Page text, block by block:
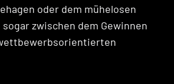
oder dem mühelosen
zwischen dem Gewinnen